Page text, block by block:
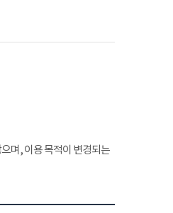
며, 이용 목적이 변경되는